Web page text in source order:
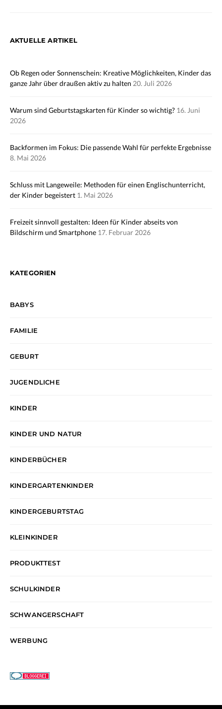
AKTUELLE ARTIKEL
Ob Regen oder Sonnenschein: Kreative Möglichkeiten, Kinder das
ganze Jahr über draußen aktiv zu halten 20. Juli 2026
Warum sind Geburtstagskarten für Kinder so wichtig? 16. Juni
2026
Backformen im Fokus: Die passende Wahl für perfekte Ergebnisse
8. Mai 2026
Schluss mit Langeweile: Methoden für einen Englischunterricht,
der Kinder begeistert 1. Mai 2026
Freizeit sinnvoll gestalten: Ideen für Kinder abseits von
Bildschirm und Smartphone 17. Februar 2026
KATEGORIEN
BABYS
FAMILIE
GEBURT
JUGENDLICHE
KINDER
KINDER UND NATUR
KINDERBÜCHER
KINDERGARTENKINDER
KINDERGEBURTSTAG
KLEINKINDER
PRODUKTTEST
SCHULKINDER
SCHWANGERSCHAFT
WERBUNG